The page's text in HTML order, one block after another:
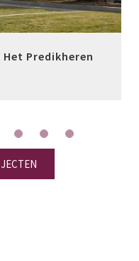
Predikheren